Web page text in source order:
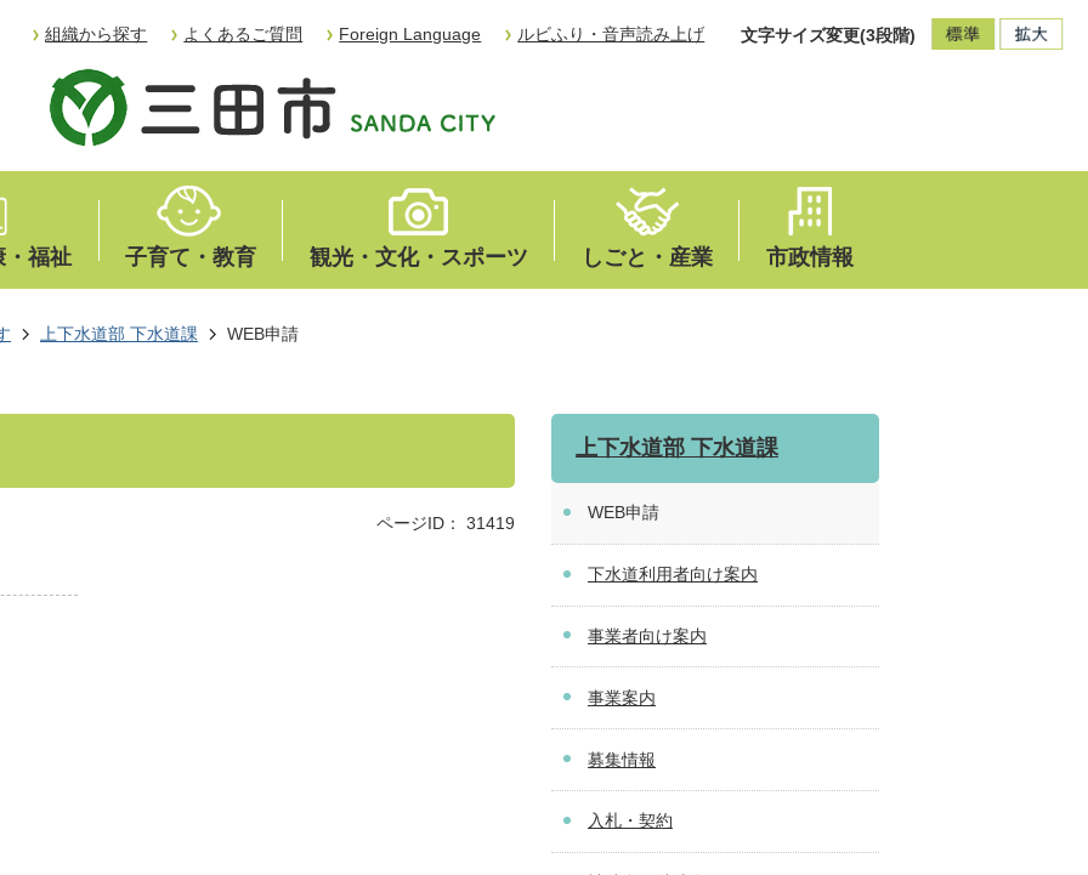
組織から探す よくあるご質問 Foreign Language ルビふり・音声読み上げ 文字サイズ変更(3段階)
・福祉 子育て・教育 観光・文化・スポーツ しごと・産業 市政情報
上下水道部 下水道課 WEB申請
ページID： 31419
上下水道部 下水道課
WEB申請
下水道利用者向け案内
事業者向け案内
事業案内
募集情報
入札・契約